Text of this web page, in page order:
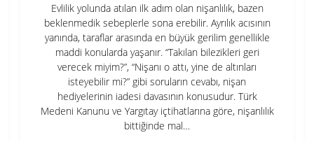
Evlilik yolunda atılan ilk adım olan nişanlılık, bazen
beklenmedik sebeplerle sona erebilir. Ayrılık acısının
yanında, taraflar arasında en büyük gerilim genellikle
maddi konularda yaşanır. “Takılan bilezikleri geri
verecek miyim?”, “Nişanı o attı, yine de altınları
isteyebilir mi?” gibi soruların cevabı, nişan
hediyelerinin iadesi davasının konusudur. Türk
Medeni Kanunu ve Yargıtay içtihatlarına göre, nişanlılık
bittiğinde mal…